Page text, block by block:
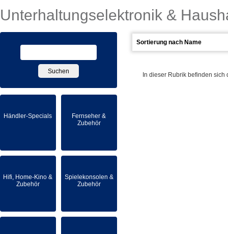
Unterhaltungselektronik &
In dieser Rubrik befinden
Händler-Specials
Fernseher &
Zubehör
Hifi, Home-Kino &
Zubehör
Spielekonsolen &
Zubehör